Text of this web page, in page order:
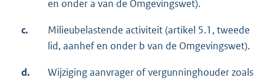
en onder a van de Omgevingswet).
c.
Milieubelastende activiteit (artikel 5.1, tweede
lid, aanhef en onder b van de Omgevingswet).
d.
Wijziging aanvrager of vergunninghouder zoals